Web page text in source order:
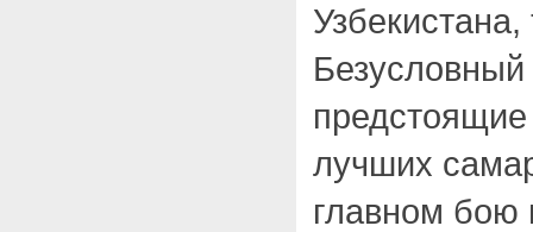
лучших
главном бою